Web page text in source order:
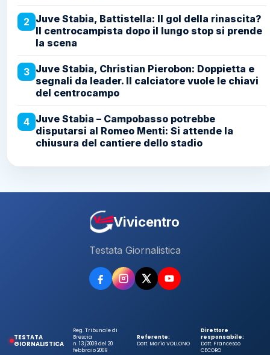
2 Juve Stabia, Battistella: Il gol della rinascita?
Il centrocampista dopo il lungo stop si prende
la scena
3 Juve Stabia, Christian Pierobon: Doppietta e
segnali da leader. Il calciatore vuole le chiavi
del centrocampo
4 Juve Stabia – Campobasso potrebbe
disputarsi al Romeo Menti: Si attende la
chiusura del cantiere dello stadio
Vivicentro
Testata Giornalistica
TESTATA
GIORNALISTICA
Reg. Tribunale di
Brescia
n. 13/2009 del 20
febbraio 2009
Referente:
Dott. Mario VOLLONO
Direttore
responsabile:
Dott. Francesco
CECORO